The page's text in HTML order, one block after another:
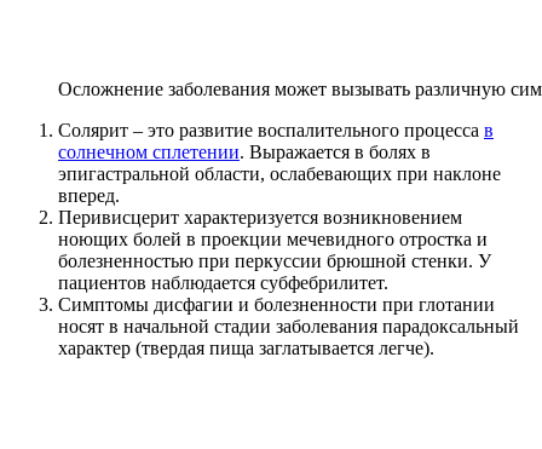
Осложнение заболевания может вызывать различную
Солярит – это развитие воспалительного процесса в
солнечном сплетении. Выражается в болях в
эпигастральной области, ослабевающих при наклоне
вперед.
Перивисцерит характеризуется возникновением
ноющих болей в проекции мечевидного отростка и
болезненностью при перкуссии брюшной стенки. У
пациентов наблюдается субфебрилитет.
Симптомы дисфагии и болезненности при глотании
носят в начальной стадии заболевания парадоксальный
характер (твердая пища заглатывается легче).